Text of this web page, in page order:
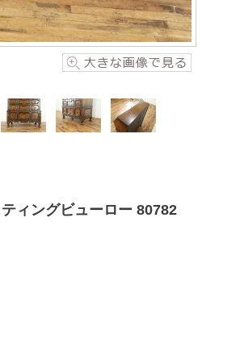
ィングビューロー 80782